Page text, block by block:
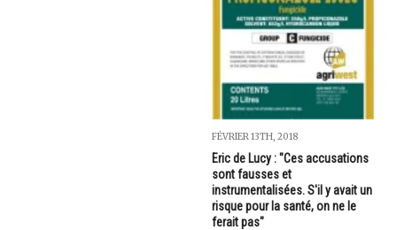
FÉVRIER 13TH, 2018
Eric de Lucy : "Ces accusations
sont fausses et
instrumentalisées. S'il y avait un
risque pour la santé, on ne le
ferait pas"